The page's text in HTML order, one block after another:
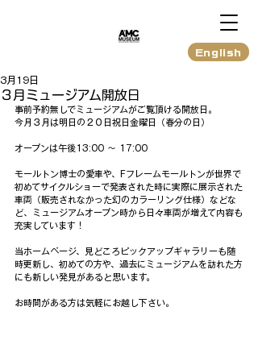
English
３月ミュージアム開放日
3月19日
事前予約無しでミュージアムがご覧頂ける開放日。
今月３月は明日の２０日祝日金曜日（春分の日）
オープンは午後13:00 〜 17:00
モールトン博士の愛車や、Fフレームモールトンが世界で
初めてサイクルショーで発表された時に実際に展示された
車両（販売されなかった幻のカラーリング仕様）などな
ど、ミュージアムオープン時から日々車両が増えて内容も
充実しています！
当ホームページ、見どころピックアップギャラリーも随
時更新し、初めての方や、過去にミュージアムを訪れた方
にも新しい発見があると思います。
お時間がある方は気軽にお越し下さい。